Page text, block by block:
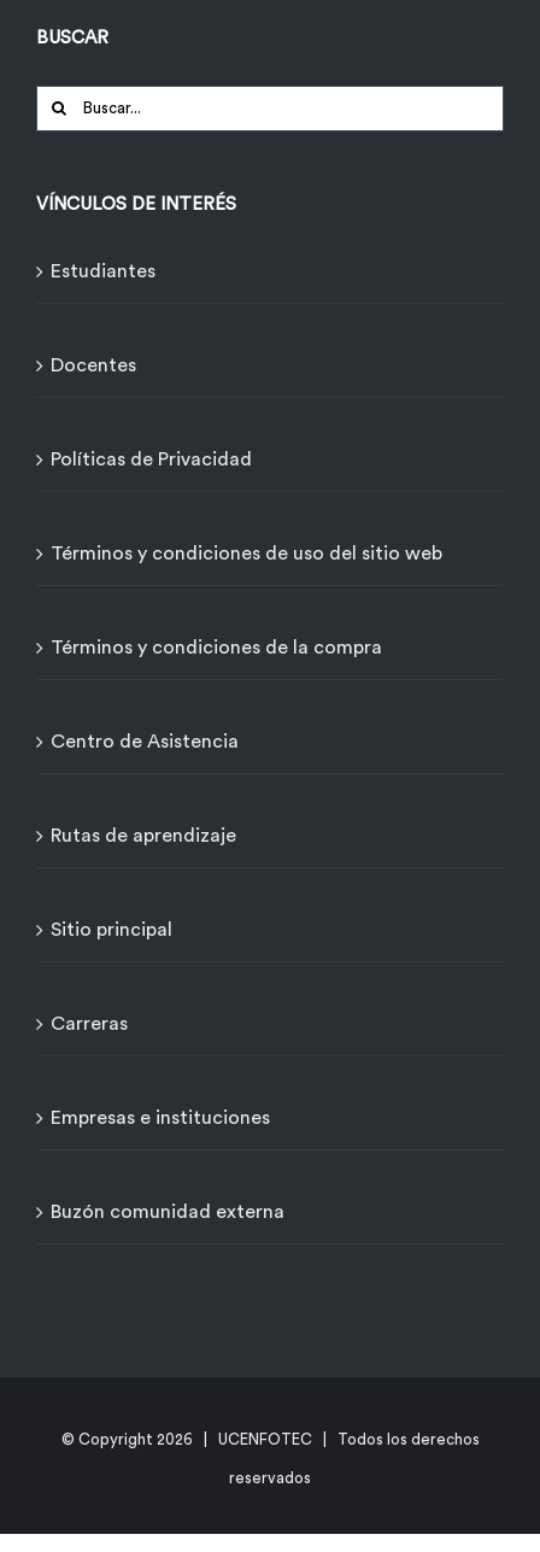
BUSCAR
Buscar:
VÍNCULOS DE INTERÉS
Estudiantes
Docentes
Políticas de Privacidad
Términos y condiciones de uso del sitio web
Términos y condiciones de la compra
Centro de Asistencia
Rutas de aprendizaje
Sitio principal
Carreras
Empresas e instituciones
Buzón comunidad externa
© Copyright 2026 | UCENFOTEC | Todos los derechos
reservados